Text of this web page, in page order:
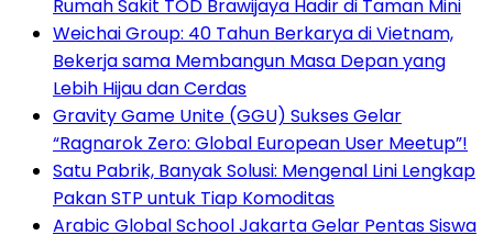
Rumah Sakit TOD Brawijaya Hadir di Taman Mini
Weichai Group: 40 Tahun Berkarya di Vietnam,
Bekerja sama Membangun Masa Depan yang
Lebih Hijau dan Cerdas
Gravity Game Unite (GGU) Sukses Gelar
“Ragnarok Zero: Global European User Meetup”!
Satu Pabrik, Banyak Solusi: Mengenal Lini Lengkap
Pakan STP untuk Tiap Komoditas
Arabic Global School Jakarta Gelar Pentas Siswa